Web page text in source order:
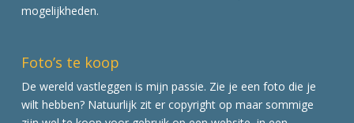
mogelijkheden.
Foto’s te koop
De wereld vastleggen is mijn passie. Zie je een foto die je
wilt hebben? Natuurlijk zit er copyright op maar sommige